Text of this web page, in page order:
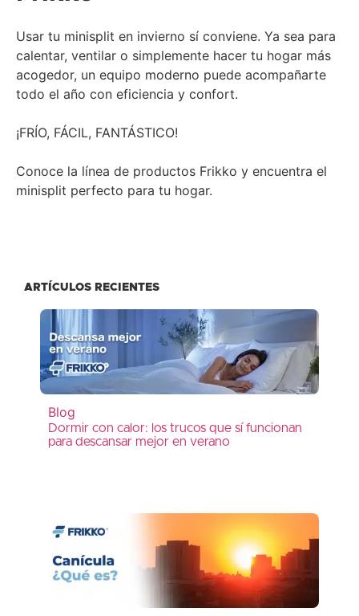
Usar tu minisplit en invierno sí conviene. Ya sea para
calentar, ventilar o simplemente hacer tu hogar más
acogedor, un equipo moderno puede acompañarte
todo el año con eficiencia y confort.
¡FRÍO, FÁCIL, FANTÁSTICO!
Conoce la línea de productos Frikko y encuentra el
minisplit perfecto para tu hogar.
ARTÍCULOS RECIENTES
Blog
Dormir con calor: los trucos que sí funcionan
para descansar mejor en verano